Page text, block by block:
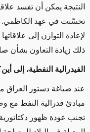
النتيجة يمكن أن تفسد
تحسّنت في عهد الكاظمي.
لإعادة التوازن إلى
ذلك زيادة التعاون بشأن
الفيدرالية النفطية، إلى
عند صياغة دستور
مبادئ فدرالية النفط مع
تجنب عودة ظهور